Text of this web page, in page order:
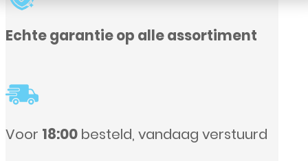
assortiment
verstuurd